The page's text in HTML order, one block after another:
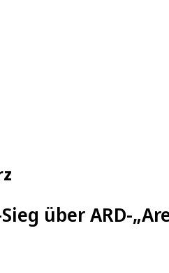
über ARD-